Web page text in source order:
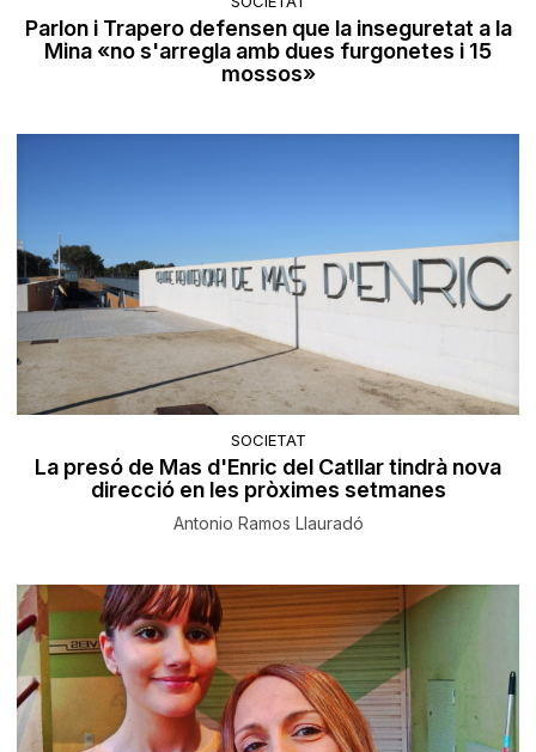
Parlon i Trapero defensen que la inseguretat a la
Mina «no s'arregla amb dues furgonetes i 15
mossos»
SOCIETAT
La presó de Mas d'Enric del Catllar tindrà nova
direcció en les pròximes setmanes
Antonio Ramos Llauradó